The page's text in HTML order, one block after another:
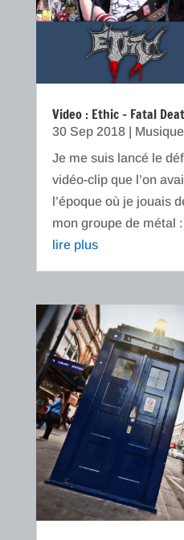
Video : Ethic – Fatal
30 Sep 2018| Musique
Je me suis lancé le
vidéo-clip que l’on
l’époque où je jouais
mon groupe de métal
lire plus